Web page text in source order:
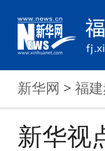
新华网 > 福
新华视